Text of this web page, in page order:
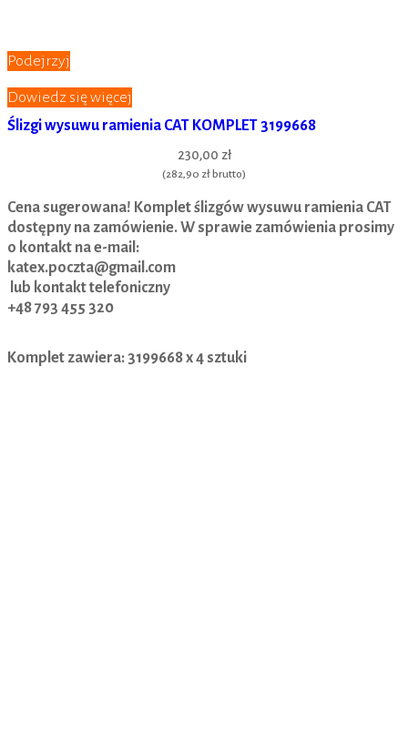
Podejrzyj
Dowiedz się więcej
Ślizgi wysuwu ramienia CAT KOMPLET 3199668
230,00 zł
(282,90 zł brutto)
Cena sugerowana! Komplet ślizgów wysuwu ramienia CAT
dostępny na zamówienie. W sprawie zamówienia prosimy
o kontakt na e-mail:
katex.poczta@gmail.com
lub kontakt telefoniczny
+48 793 455 320
Komplet zawiera: 3199668 x 4 sztuki